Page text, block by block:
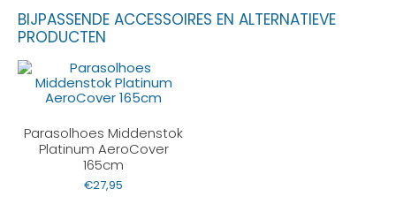
BIJPASSENDE ACCESSOIRES EN ALTERNATIEVE
PRODUCTEN
Parasolhoes Middenstok
Platinum AeroCover
165cm
€27,95